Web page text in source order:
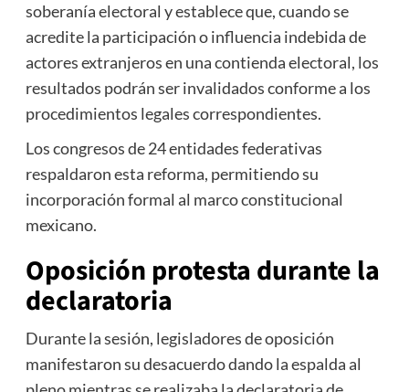
soberanía electoral y establece que, cuando se
acredite la participación o influencia indebida de
actores extranjeros en una contienda electoral, los
resultados podrán ser invalidados conforme a los
procedimientos legales correspondientes.
Los congresos de 24 entidades federativas
respaldaron esta reforma, permitiendo su
incorporación formal al marco constitucional
mexicano.
Oposición protesta durante la
declaratoria
Durante la sesión, legisladores de oposición
manifestaron su desacuerdo dando la espalda al